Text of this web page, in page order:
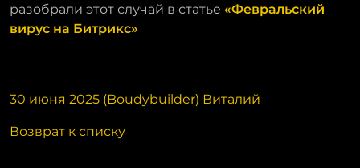
разобрали этот случай в статье «Февральский
вирус на Битрикс»
30 июня 2025 (Boudybuilder) Виталий
Возврат к списку